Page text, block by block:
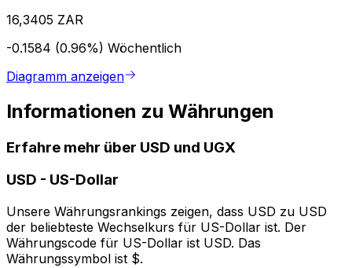
16,3405 ZAR
-0.1584 (0.96%) Wöchentlich
Diagramm anzeigen
Informationen zu Währungen
Erfahre mehr über USD und UGX
USD - US-Dollar
Unsere Währungsrankings zeigen, dass USD zu USD
der beliebteste Wechselkurs für US-Dollar ist. Der
Währungscode für US-Dollar ist USD. Das
Währungssymbol ist $.